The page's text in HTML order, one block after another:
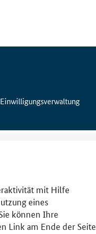
Einwilligungsverwaltung
mit Hilfe
eines
können Ihre
Link am Ende der Seite